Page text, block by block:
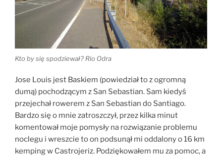
Kto by się spodziewał? Rio Odra
Jose Louis jest Baskiem (powiedział to z ogromną
dumą) pochodzącym z San Sebastian. Sam kiedyś
przejechał rowerem z San Sebastian do Santiago.
Bardzo się o mnie zatroszczył, przez kilka minut
komentował moje pomysły na rozwiązanie problemu
noclegu i wreszcie to on podsunął mi oddalony o 16 km
kemping w Castrojeriz. Podziękowałem mu za pomoc, a